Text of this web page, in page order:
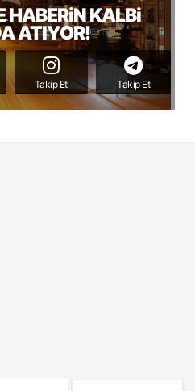
HABERiN KALBi
ATIYOR!
Takip Et Takip Et